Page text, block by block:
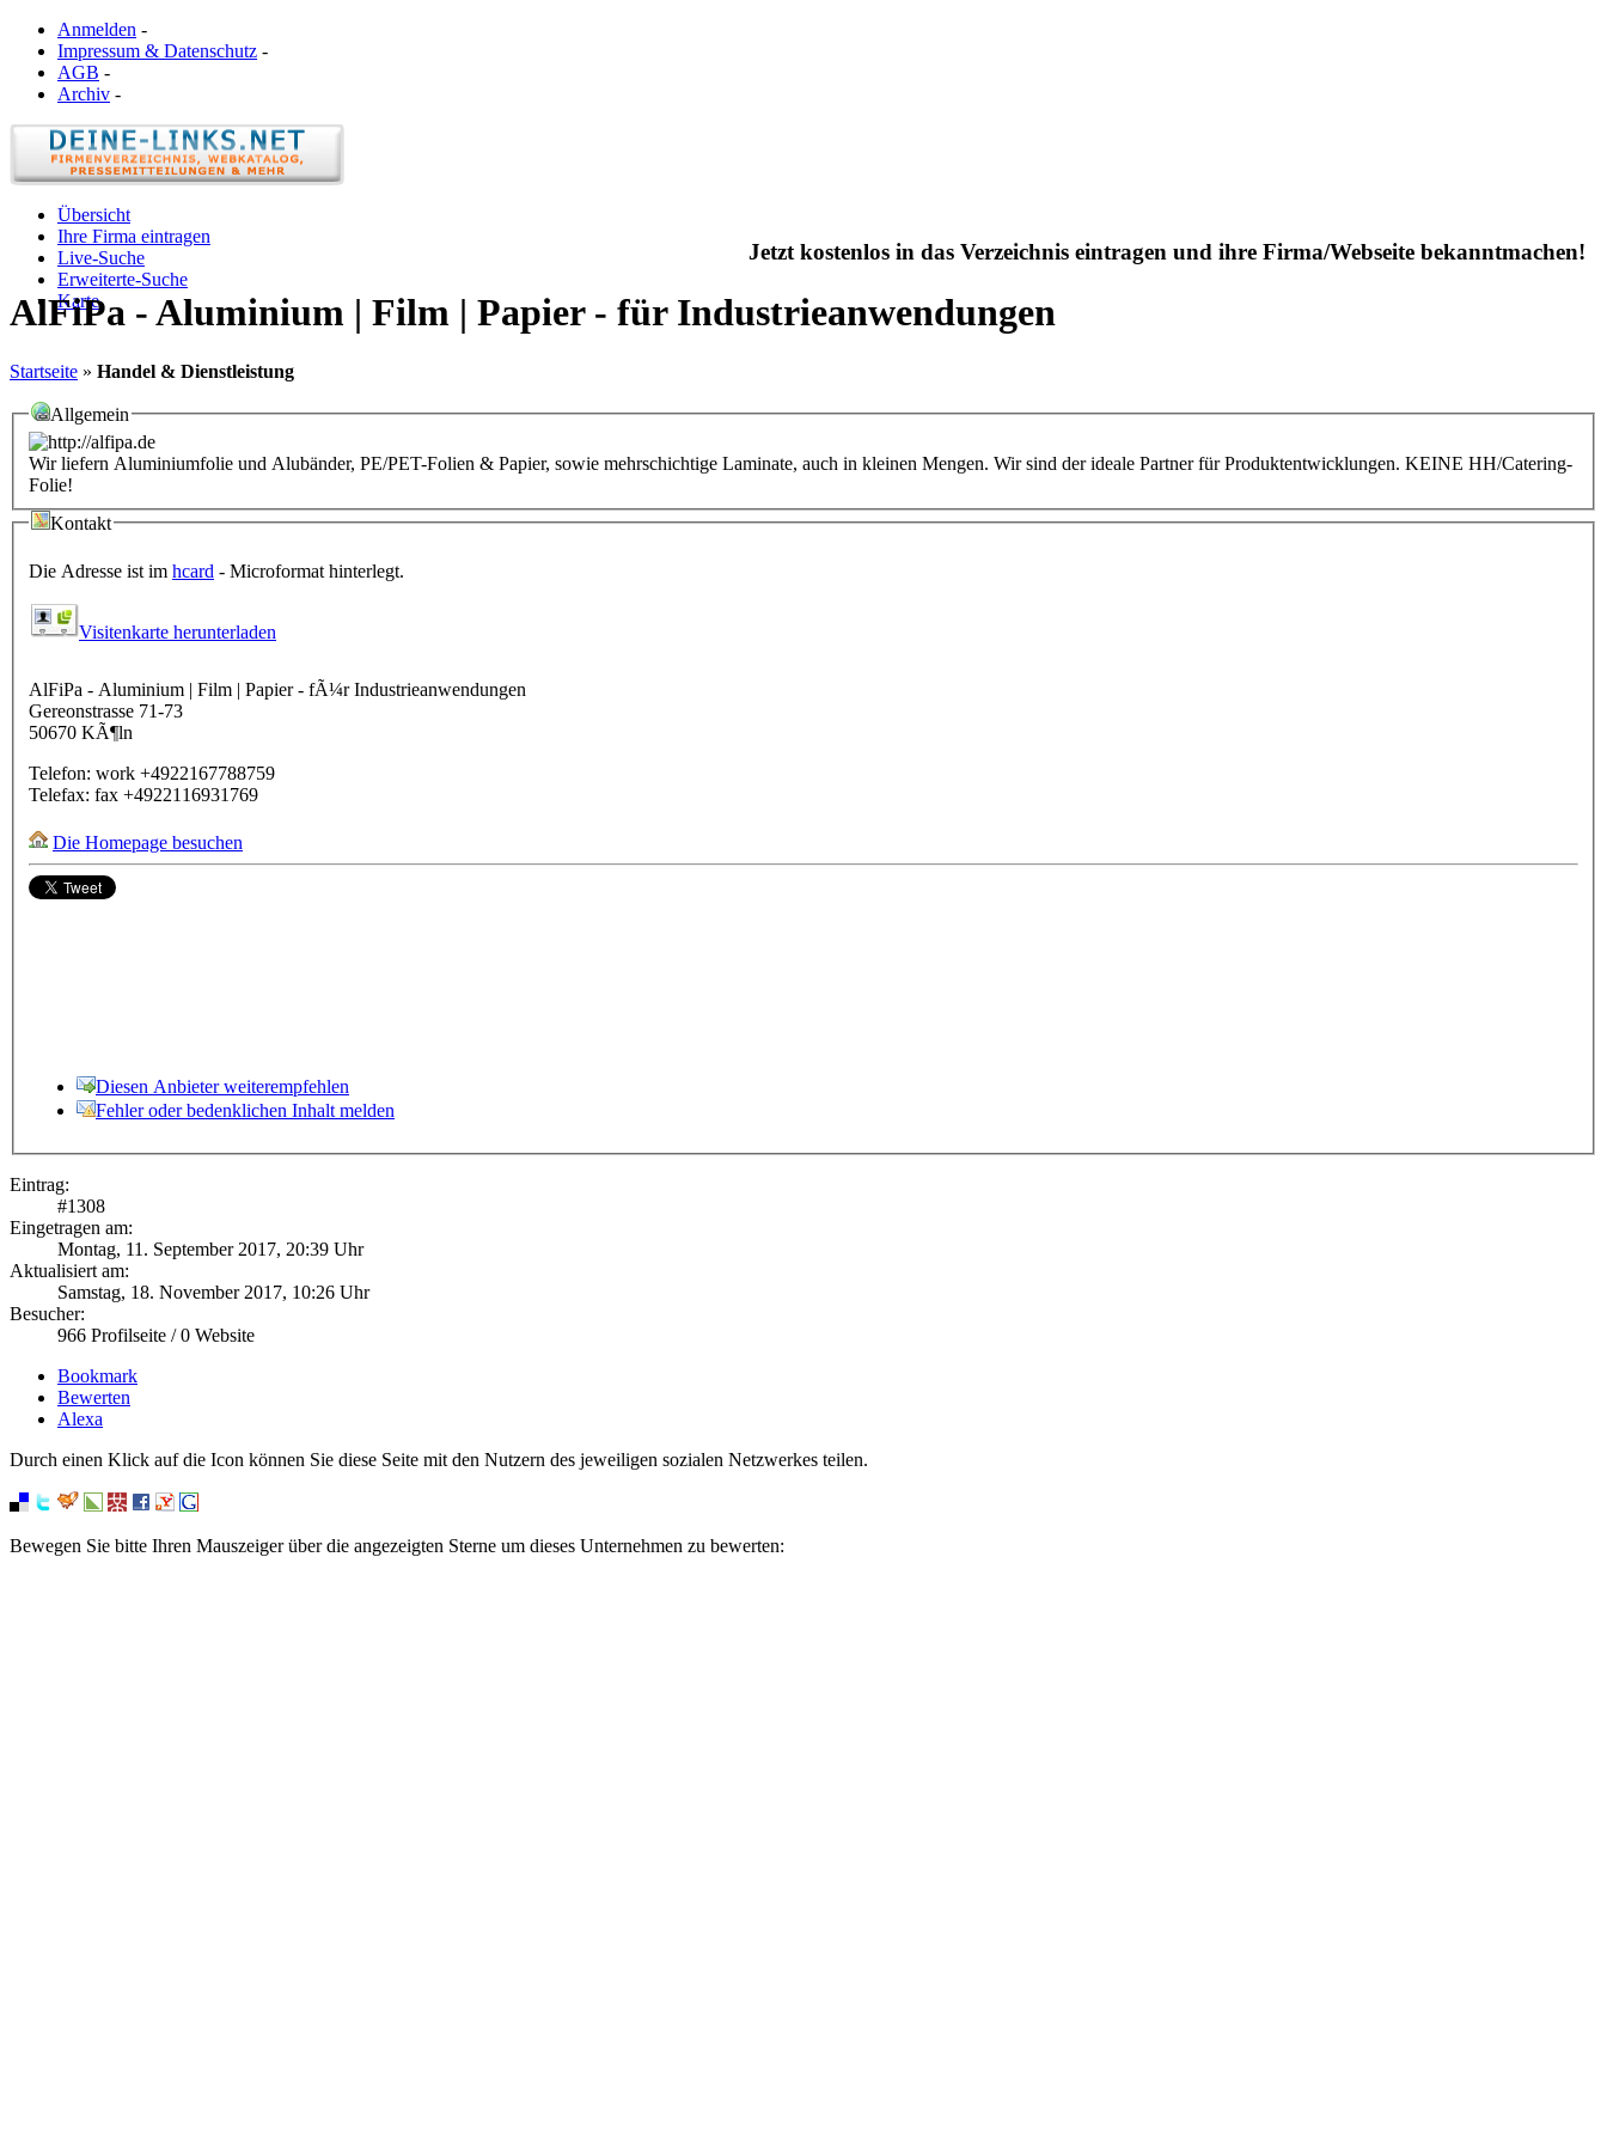
Anmelden -
Impressum & Datenschutz -
AGB -
Archiv -
Übersicht
Ihre Firma eintragen
Live-Suche
Erweiterte-Suche
Karte
Jetzt kostenlos in das Verzeichnis eintragen und ihre Firma/Webseite bekanntmachen!
AlFiPa - Aluminium | Film | Papier - für Industrieanwendungen
Startseite » Handel & Dienstleistung
Allgemein
Wir liefern Aluminiumfolie und Alubänder, PE/PET-Folien & Papier, sowie mehrschichtige Laminate, auch in kleinen Mengen. Wir sind der ideale Partner für Produktentwicklungen. KEINE HH/Catering-
Folie!
Kontakt
Die Adresse ist im hcard - Microformat hinterlegt.
Visitenkarte herunterladen
AlFiPa - Aluminium | Film | Papier - fÃ¼r Industrieanwendungen
Gereonstrasse 71-73
50670 KÃ¶ln
Telefon: work +4922167788759
Telefax: fax +4922116931769
Die Homepage besuchen
Diesen Anbieter weiterempfehlen
Fehler oder bedenklichen Inhalt melden
Eintrag:
#1308
Eingetragen am:
Montag, 11. September 2017, 20:39 Uhr
Aktualisiert am:
Samstag, 18. November 2017, 10:26 Uhr
Besucher:
966 Profilseite /0 Website
Bookmark
Bewerten
Alexa
Durch einen Klick auf die Icon können Sie diese Seite mit den Nutzern des jeweiligen sozialen Netzwerkes teilen.
Bewegen Sie bitte Ihren Mauszeiger über die angezeigten Sterne um dieses Unternehmen zu bewerten: